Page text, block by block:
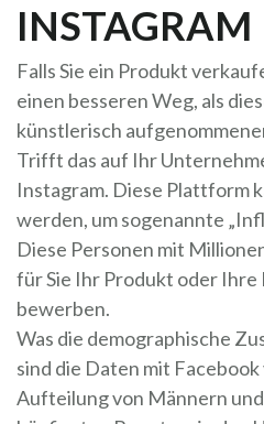
INSTAGRAM
Falls Sie ein Produkt
einen besseren Weg, als
künstlerisch
Trifft das auf Ihr
Instagram. Diese Plattform
werden, um sogenannte
Diese Personen mit
für Sie Ihr Produkt oder
bewerben.
Was die demographische
sind die Daten mit
Aufteilung von Männern